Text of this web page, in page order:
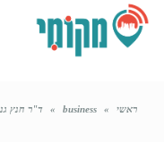
ראשי »
business
» ד"ר חנץ